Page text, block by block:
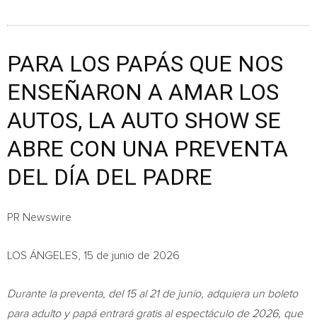
PARA LOS PAPÁS QUE NOS
ENSEÑARON A AMAR LOS
AUTOS, LA AUTO SHOW SE
ABRE CON UNA PREVENTA
DEL DÍA DEL PADRE
PR Newswire
LOS ÁNGELES, 15 de junio de 2026
Durante la preventa, del 15 al 21 de junio, adquiera un boleto
para adulto y papá entrará gratis al espectáculo de 2026, que